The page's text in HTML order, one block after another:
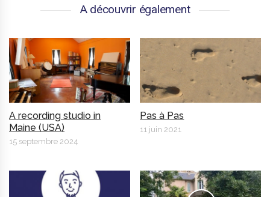
A découvrir également
A recording studio in
Maine (USA)
15 septembre 2024
Pas à Pas
11 juin 2021